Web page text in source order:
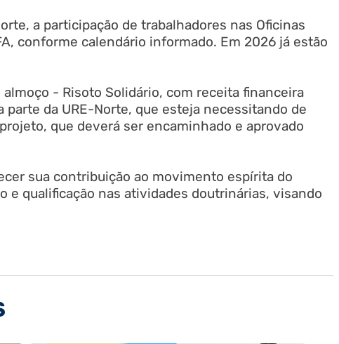
a participação de trabalhadores nas Oficinas
conforme calendário informado. Em 2026 já estão
- Risoto Solidário, com receita financeira
da URE-Norte, que esteja necessitando de
que deverá ser encaminhado e aprovado
sua contribuição ao movimento espírita do
e qualificação nas atividades doutrinárias, visando